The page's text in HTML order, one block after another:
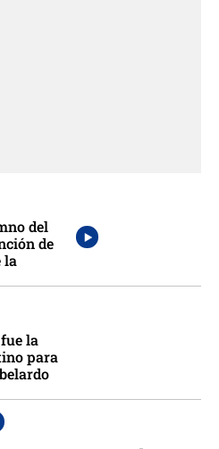
del
de
la
la
para